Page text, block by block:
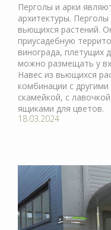
Перголы и арки
архитектуры.
вьющихся растений.
приусадебную
винограда, плетущих
можно размещать у
Навес из вьющихся
комбинации с
скамейкой, с
ящиками для цветов.
18.03.2024